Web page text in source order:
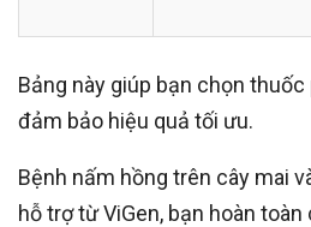
Bảng này giúp bạn chọn
đảm bảo hiệu quả tối ưu.
Bệnh nấm hồng trên cây mai
hỗ trợ từ ViGen, bạn hoàn